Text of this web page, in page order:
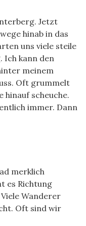
Jetzt
hinab in das
uns viele steile
Ich kann den
meinem
Oft grummelt
hinauf scheuche.
immer. Dann
merklich
es Richtung
Wanderer
Oft sind wir